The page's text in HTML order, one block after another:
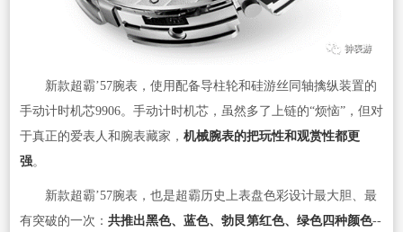
新款超霸’57腕表，使用配备导柱轮和硅游丝同轴擒纵装置的
手动计时机芯9906。手动计时机芯，虽然多了上链的“烦恼”，但对
于真正的爱表人和腕表藏家， 机械腕表的把玩性和观赏性都更
强。
新款超霸’57腕表，也是超霸历史上表盘色彩设计最大胆、最
有突破的一次： 共推出黑色、蓝色、勃艮第红色、绿色四种颜色--